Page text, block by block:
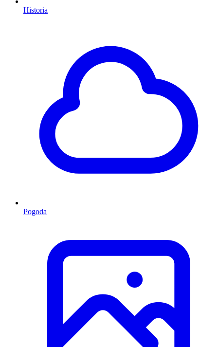
Historia
Pogoda